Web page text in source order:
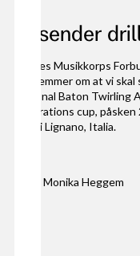
Vi sender
Norges Musikkorps
medlemmer om at vi
National Baton Twirling
Inspirations cup,
sted i Lignano, Italia.
Foto: Monika Heggem